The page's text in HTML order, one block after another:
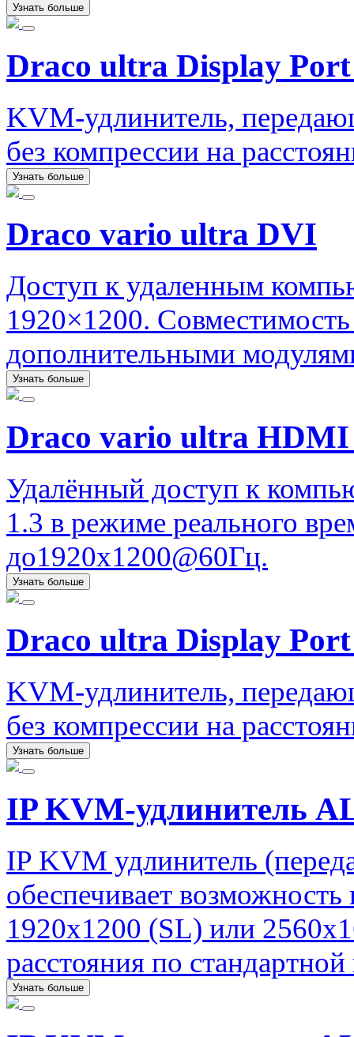
Узнать больше
Draco ultra Display Port
KVM-удлинитель,
без компрессии на
Узнать больше
Draco vario ultra DVI
Доступ к удаленным
1920×1200.
дополнительными
Узнать больше
Draco vario ultra HDMI
Удалённый доступ к
1.3 в режиме реального
до1920x1200@60Гц.
Узнать больше
Draco ultra Display Port
KVM-удлинитель,
без компрессии на
Узнать больше
IP KVM-удлинитель
IP KVM удлинитель
обеспечивает
1920х1200 (SL) или
расстояния по
Узнать больше